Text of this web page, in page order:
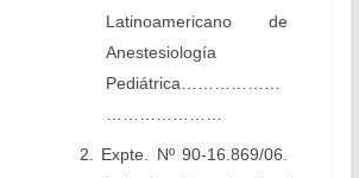
Latinoamericano de
Anestesiología
Pediátrica………………
…………………
2. Expte. Nº 90-16.869/06.